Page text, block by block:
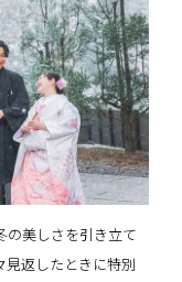
の美しさを引き立て
見返したときに特別